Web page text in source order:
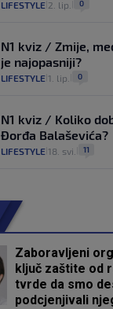
LIFESTYLE 2. lip. 0
N1 kviz / Zmije,
je najopasniji?
LIFESTYLE 1. lip. 0
N1 kviz / Koliko
Đorđa Balaševića?
LIFESTYLE 18. svi. 11
Zaboravljeni
ključ zaštite od
tvrde da smo
podcjenjivali